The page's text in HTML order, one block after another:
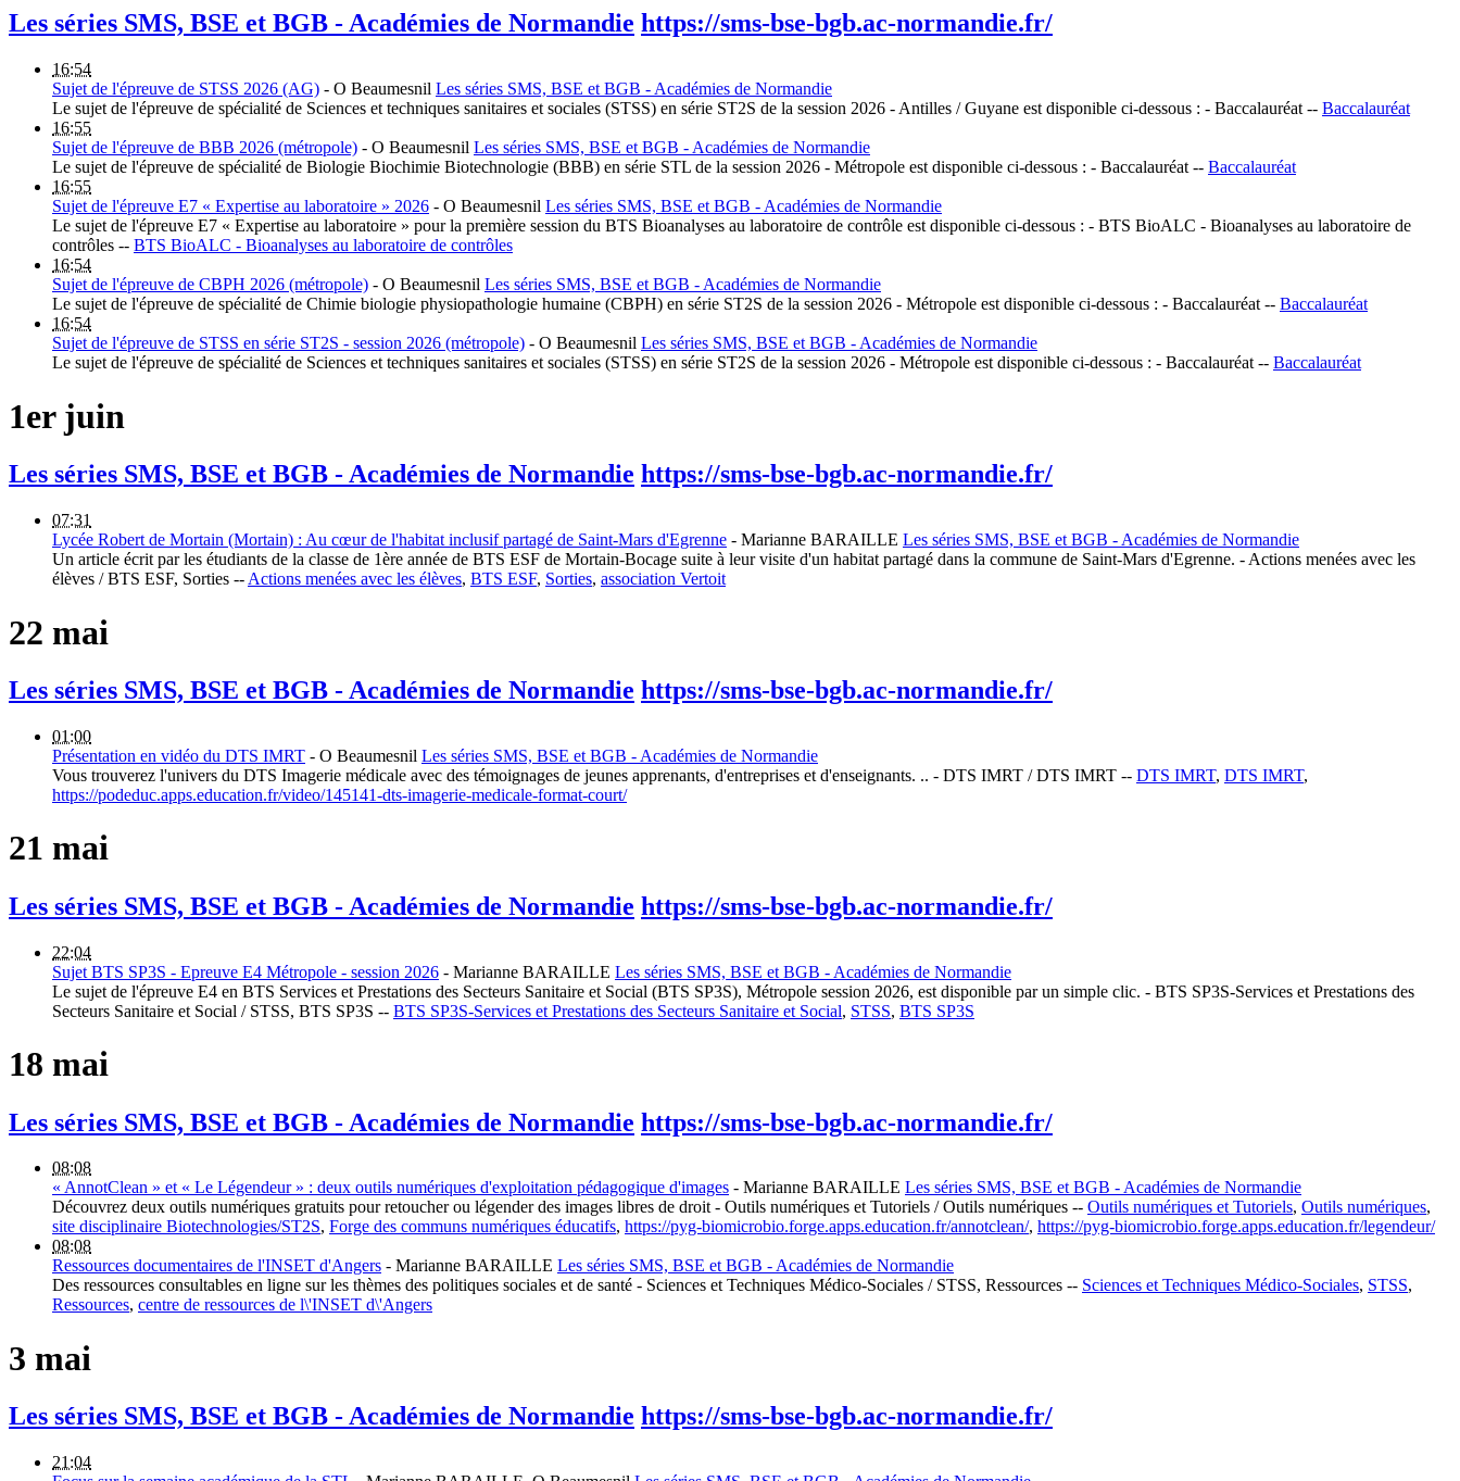
Les séries SMS, BSE et BGB - Académies de Normandie https://sms-bse-bgb.ac-normandie.fr/
16:54
Sujet de l'épreuve de STSS 2026 (AG) - O Beaumesnil Les séries SMS, BSE et BGB - Académies de Normandie
Le sujet de l'épreuve de spécialité de Sciences et techniques sanitaires et sociales (STSS) en série ST2S de la session 2026 - Antilles / Guyane est disponible ci-dessous : - Baccalauréat -- Baccalauréat
16:55
Sujet de l'épreuve de BBB 2026 (métropole) - O Beaumesnil Les séries SMS, BSE et BGB - Académies de Normandie
Le sujet de l'épreuve de spécialité de Biologie Biochimie Biotechnologie (BBB) en série STL de la session 2026 - Métropole est disponible ci-dessous : - Baccalauréat -- Baccalauréat
16:55
Sujet de l'épreuve E7 « Expertise au laboratoire » 2026 - O Beaumesnil Les séries SMS, BSE et BGB - Académies de Normandie
Le sujet de l'épreuve E7 « Expertise au laboratoire » pour la première session du BTS Bioanalyses au laboratoire de contrôle est disponible ci-dessous : - BTS BioALC - Bioanalyses au laboratoire de
contrôles -- BTS BioALC - Bioanalyses au laboratoire de contrôles
16:54
Sujet de l'épreuve de CBPH 2026 (métropole) - O Beaumesnil Les séries SMS, BSE et BGB - Académies de Normandie
Le sujet de l'épreuve de spécialité de Chimie biologie physiopathologie humaine (CBPH) en série ST2S de la session 2026 - Métropole est disponible ci-dessous : - Baccalauréat -- Baccalauréat
16:54
Sujet de l'épreuve de STSS en série ST2S - session 2026 (métropole) - O Beaumesnil Les séries SMS, BSE et BGB - Académies de Normandie
Le sujet de l'épreuve de spécialité de Sciences et techniques sanitaires et sociales (STSS) en série ST2S de la session 2026 - Métropole est disponible ci-dessous : - Baccalauréat -- Baccalauréat
1er juin
Les séries SMS, BSE et BGB - Académies de Normandie https://sms-bse-bgb.ac-normandie.fr/
07:31
Lycée Robert de Mortain (Mortain) : Au cœur de l'habitat inclusif partagé de Saint-Mars d'Egrenne - Marianne BARAILLE Les séries SMS, BSE et BGB - Académies de Normandie
Un article écrit par les étudiants de la classe de 1ère année de BTS ESF de Mortain-Bocage suite à leur visite d'un habitat partagé dans la commune de Saint-Mars d'Egrenne. - Actions menées avec les
élèves / BTS ESF, Sorties -- Actions menées avec les élèves, BTS ESF, Sorties, association Vertoit
22 mai
Les séries SMS, BSE et BGB - Académies de Normandie https://sms-bse-bgb.ac-normandie.fr/
01:00
Présentation en vidéo du DTS IMRT - O Beaumesnil Les séries SMS, BSE et BGB - Académies de Normandie
Vous trouverez l'univers du DTS Imagerie médicale avec des témoignages de jeunes apprenants, d'entreprises et d'enseignants. .. - DTS IMRT / DTS IMRT -- DTS IMRT, DTS IMRT,
https://podeduc.apps.education.fr/video/145141-dts-imagerie-medicale-format-court/
21 mai
Les séries SMS, BSE et BGB - Académies de Normandie https://sms-bse-bgb.ac-normandie.fr/
22:04
Sujet BTS SP3S - Epreuve E4 Métropole - session 2026 - Marianne BARAILLE Les séries SMS, BSE et BGB - Académies de Normandie
Le sujet de l'épreuve E4 en BTS Services et Prestations des Secteurs Sanitaire et Social (BTS SP3S), Métropole session 2026, est disponible par un simple clic. - BTS SP3S-Services et Prestations des
Secteurs Sanitaire et Social / STSS, BTS SP3S -- BTS SP3S-Services et Prestations des Secteurs Sanitaire et Social, STSS, BTS SP3S
18 mai
Les séries SMS, BSE et BGB - Académies de Normandie https://sms-bse-bgb.ac-normandie.fr/
08:08
« AnnotClean » et « Le Légendeur » : deux outils numériques d'exploitation pédagogique d'images - Marianne BARAILLE Les séries SMS, BSE et BGB - Académies de Normandie
Découvrez deux outils numériques gratuits pour retoucher ou légender des images libres de droit - Outils numériques et Tutoriels / Outils numériques -- Outils numériques et Tutoriels, Outils numériques,
site disciplinaire Biotechnologies/ST2S, Forge des communs numériques éducatifs, https://pyg-biomicrobio.forge.apps.education.fr/annotclean/, https://pyg-biomicrobio.forge.apps.education.fr/legendeur/
08:08
Ressources documentaires de l'INSET d'Angers - Marianne BARAILLE Les séries SMS, BSE et BGB - Académies de Normandie
Des ressources consultables en ligne sur les thèmes des politiques sociales et de santé - Sciences et Techniques Médico-Sociales / STSS, Ressources -- Sciences et Techniques Médico-Sociales, STSS,
Ressources, centre de ressources de l\'INSET d\'Angers
3 mai
Les séries SMS, BSE et BGB - Académies de Normandie https://sms-bse-bgb.ac-normandie.fr/
21:04